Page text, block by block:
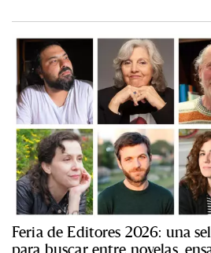
Feria de Editores 2026: una
para buscar entre novelas,